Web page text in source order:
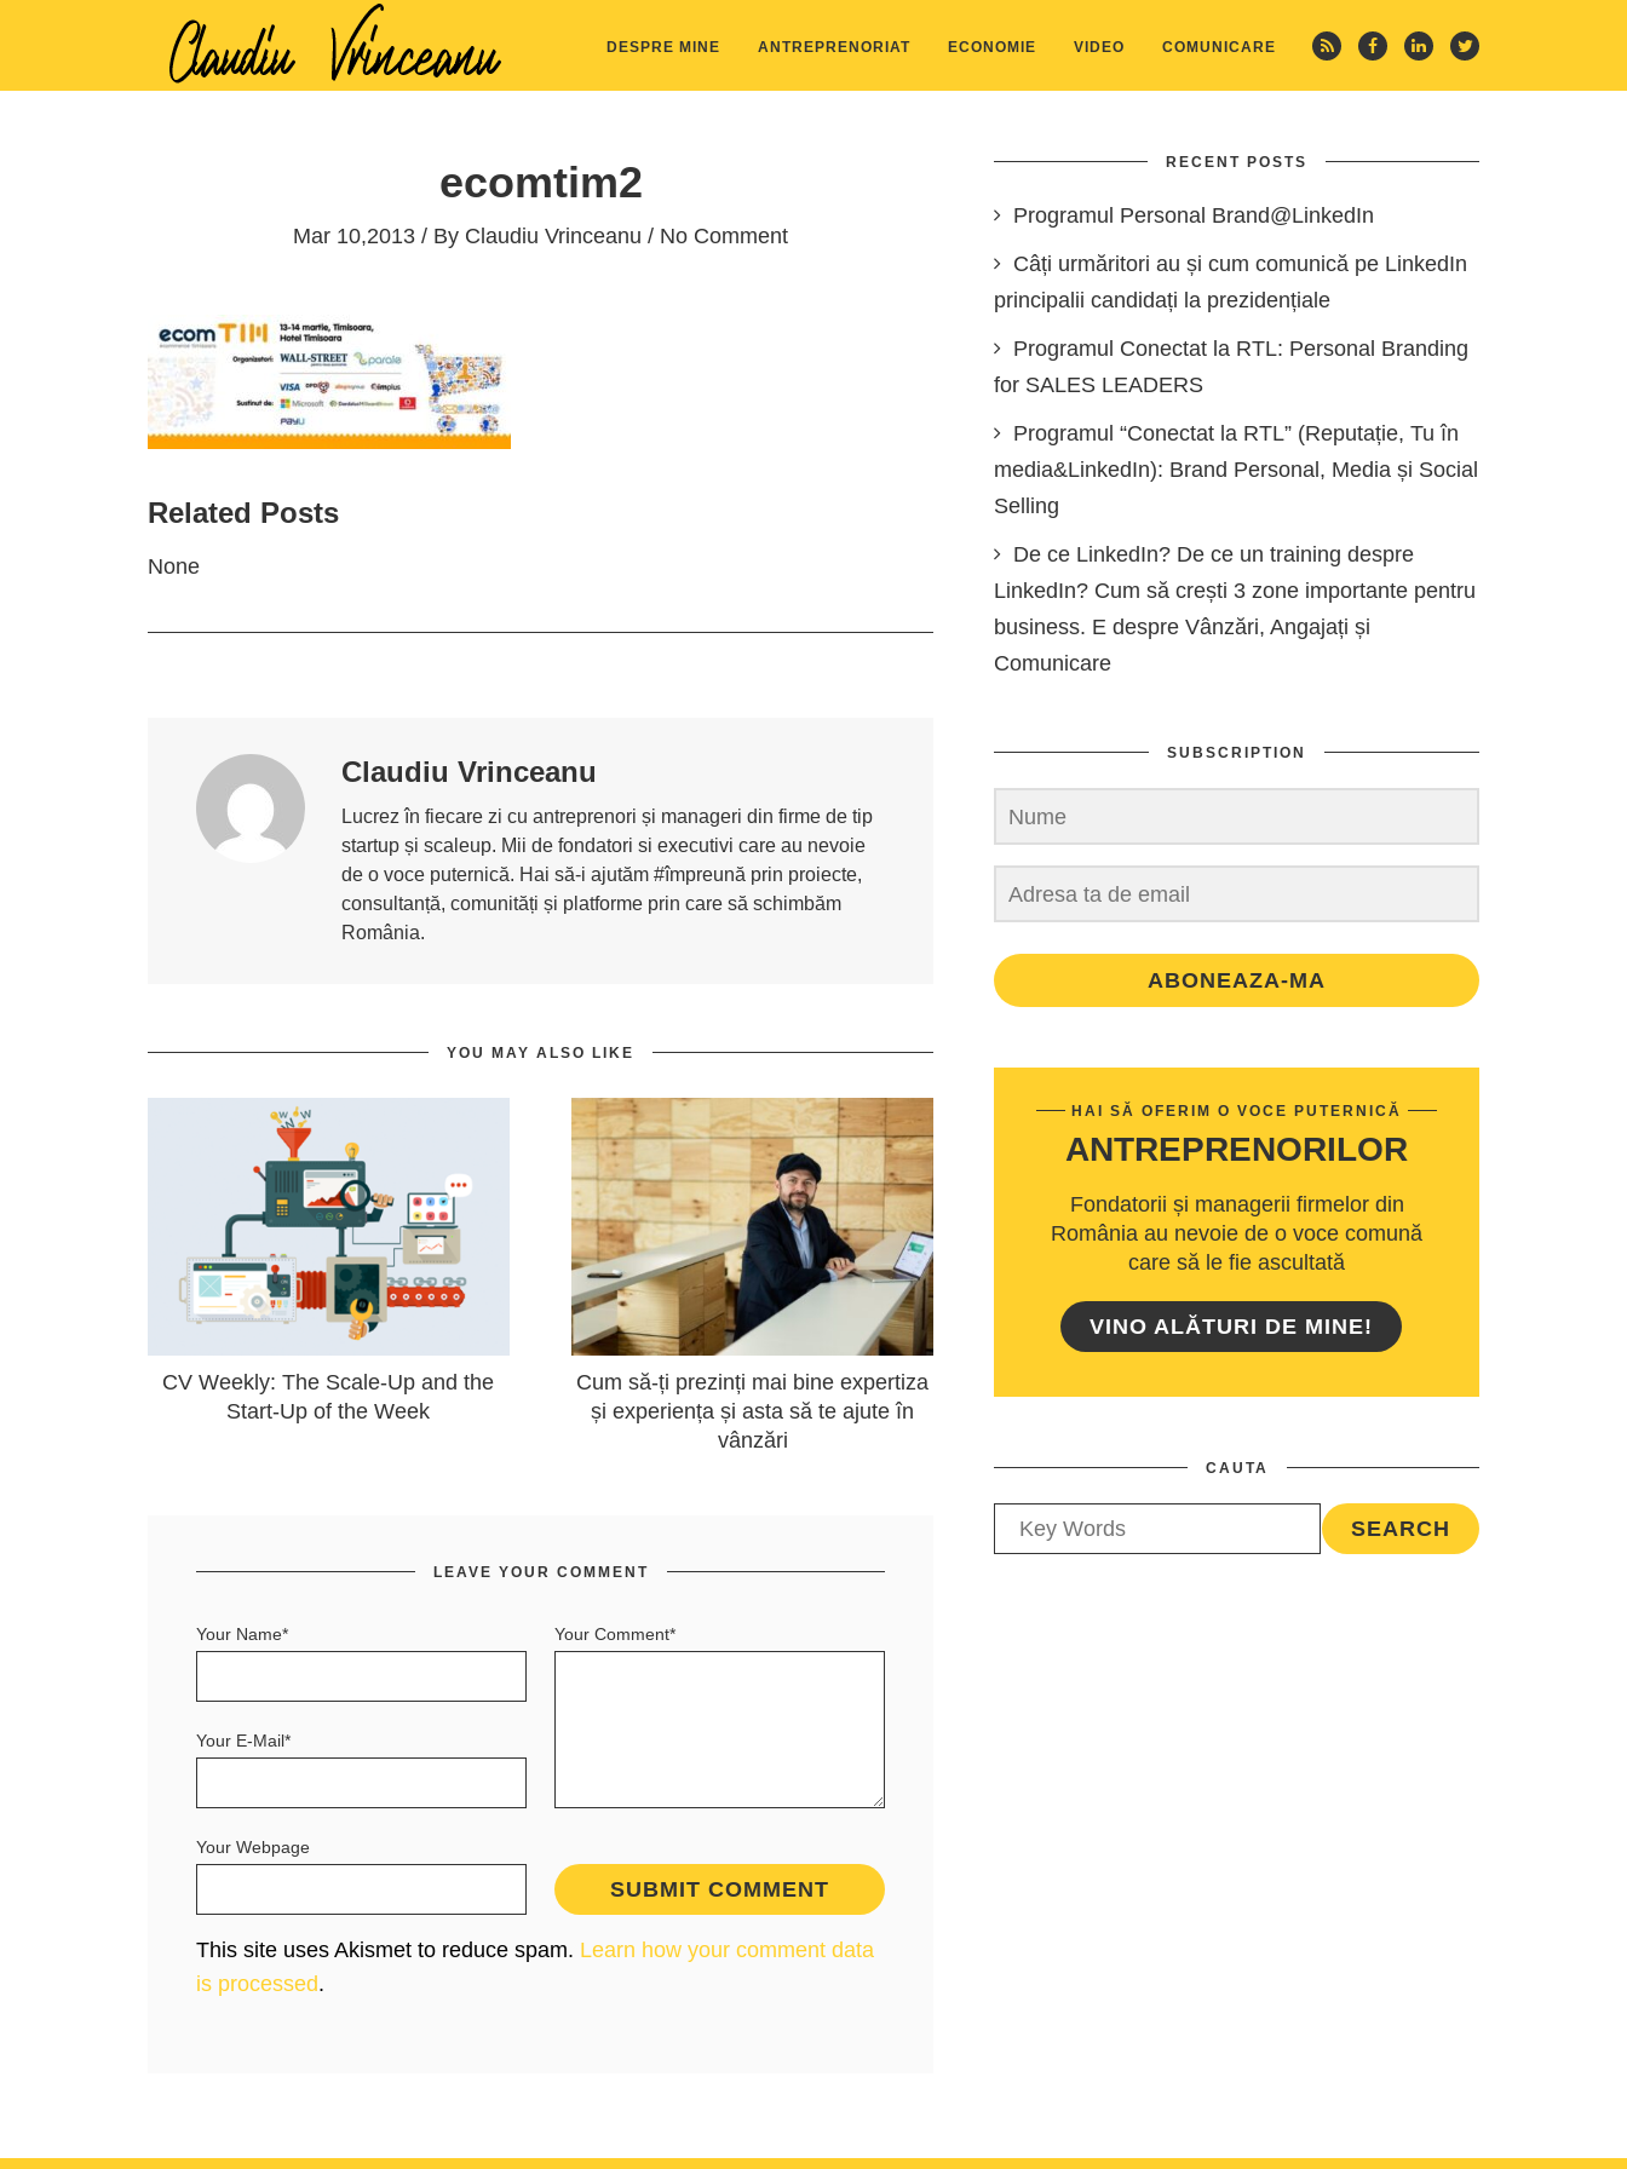
DESPRE MINE ANTREPRENORIAT ECONOMIE VIDEO COMUNICARE
ecomtim2
Mar 10,2013 / By Claudiu Vrinceanu / No Comment
Related Posts
None
Claudiu Vrinceanu
Lucrez în fiecare zi cu antreprenori și manageri din firme de tip
startup și scaleup. Mii de fondatori si executivi care au nevoie
de o voce puternică. Hai să-i ajutăm #împreună prin proiecte,
consultanță, comunități și platforme prin care să schimbăm
România.
YOU MAY ALSO LIKE
CV Weekly: The Scale-Up and the
Start-Up of the Week
Cum să-ți prezinți mai bine expertiza
și experiența și asta să te ajute în
vânzări
LEAVE YOUR COMMENT
Your Comment*
Your Name*
Your E-Mail*
Your Webpage
This site uses Akismet to reduce spam. Learn how your comment data
is processed.
RECENT POSTS
Programul Personal Brand@LinkedIn
Câți urmăritori au și cum comunică pe LinkedIn
principalii candidați la prezidențiale
Programul Conectat la RTL: Personal Branding
for SALES LEADERS
Programul “Conectat la RTL” (Reputație, Tu în
media&LinkedIn): Brand Personal, Media și Social
Selling
De ce LinkedIn? De ce un training despre
LinkedIn? Cum să crești 3 zone importante pentru
business. E despre Vânzări, Angajați și
Comunicare
SUBSCRIPTION
ABONEAZA-MA
HAI SĂ OFERIM O VOCE PUTERNICĂ
ANTREPRENORILOR
Fondatorii și managerii firmelor din
România au nevoie de o voce comună
care să le fie ascultată
VINO ALĂTURI DE MINE!
CAUTA